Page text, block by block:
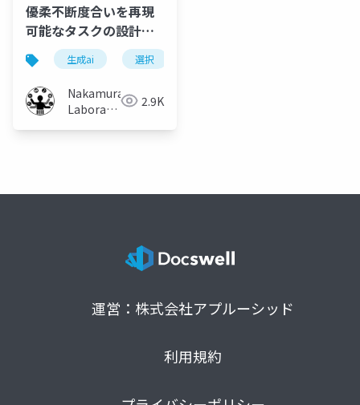
優柔不断度合いを再現
可能なタスクの設計と
視線情報を用いた後押
し手法の評価
生成ai 選択
Nakamura
Laboratory
2.9K
運営：株式会社アプルーシッド
利用規約